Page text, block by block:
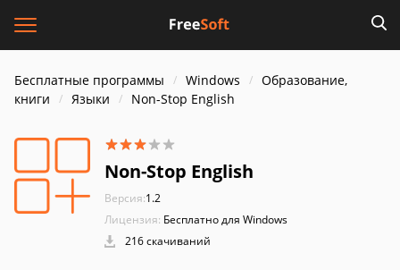
Бесплатные программы Windows
Образование,
книги
Языки Non-Stop English
Non-Stop English
Версия:1.2
Лицензия: Бесплатно для Windows
216 скачиваний